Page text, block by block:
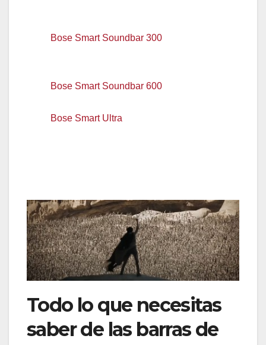
Bose Smart Soundbar 300
Bose Smart Soundbar 600
Bose Smart Ultra
Todo lo que necesitas
saber de las barras de